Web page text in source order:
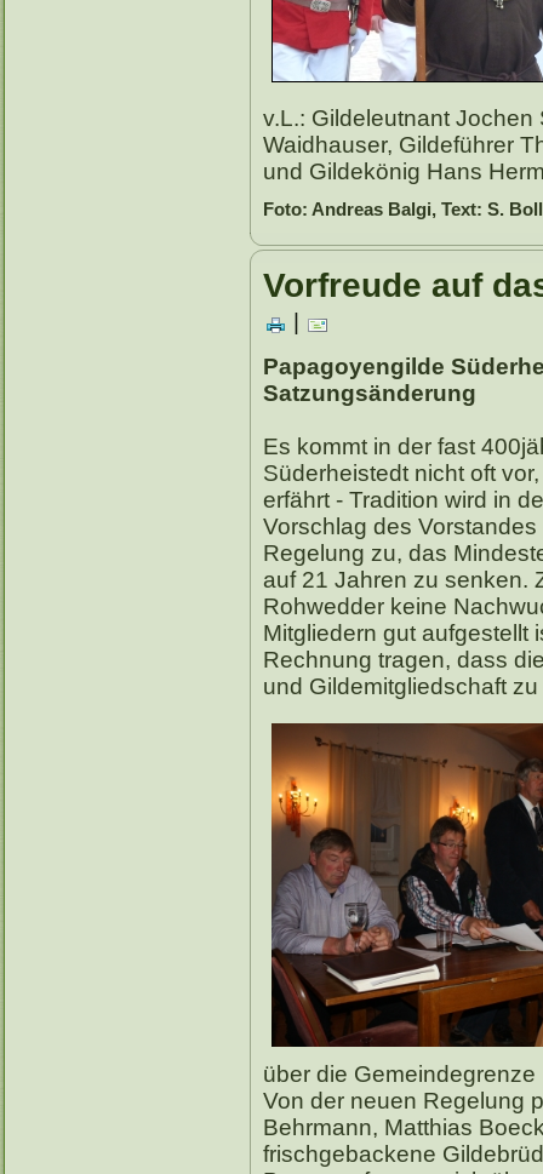
v.L.: Gildeleutnant
Waidhauser, Gildeführer
und Gildekönig Hans
Foto: Andreas Balgi, Text: S.
Vorfreude auf
Papagoyengilde
Satzungsänderung
Es kommt in der fast
Süderheistedt nicht oft
erfährt - Tradition wird in
Vorschlag des
Regelung zu, das
auf 21 Jahren zu senken.
Rohwedder keine
Mitgliedern gut aufgestellt
Rechnung tragen, dass
und Gildemitgliedschaft
über die
Von der neuen Regelung
Behrmann, Matthias
frischgebackene